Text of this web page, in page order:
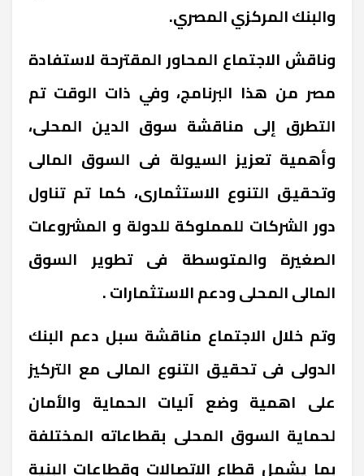
والبنك المركزي المصري.
وناقش الاجتماع المحاور المقترحة لاستفادة
مصر من هذا البرنامج، وفي ذات الوقت تم
التطرق إلى مناقشة سوق الدين المحلى،
وأهمية تعزيز السيولة فى السوق المالى
وتحقيق التنوع الاستثمارى، كما تم تناول
دور الشركات للمملوكة للدولة و المشروعات
الصغيرة والمتوسطة فى تطوير السوق
المالى المحلى ودعم الاستثمارات .
وتم خلال الاجتماع مناقشة سبل دعم البنك
الدولى فى تحقيق التنوع المالى مع التركيز
على اهمية وضع آليات الحماية والأمان
لحماية السوق المحلى بقطاعاته المختلفة
بما يشمل قطاع الاتصالات وقطاعات البنية